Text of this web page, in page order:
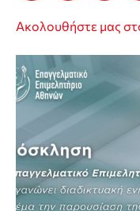
Ακολουθήστε μας